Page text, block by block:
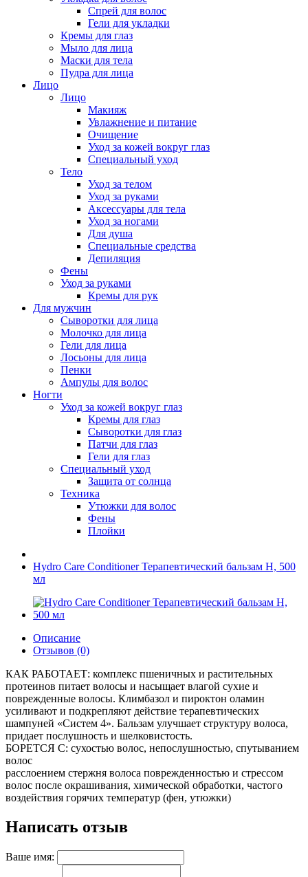
Спрей для волос
Гели для укладки
Кремы для глаз
Мыло для лица
Маски для тела
Пудра для лица
Лицо
Лицо
Макияж
Увлажнение и питание
Очищение
Уход за кожей вокруг глаз
Специальный уход
Тело
Уход за телом
Уход за руками
Аксессуары для тела
Уход за ногами
Для душа
Специальные средства
Депиляция
Фены
Уход за руками
Кремы для рук
Для мужчин
Сыворотки для лица
Молочко для лица
Гели для лица
Лосьоны для лица
Пенки
Ампулы для волос
Ногти
Уход за кожей вокруг глаз
Кремы для глаз
Сыворотки для глаз
Патчи для глаз
Гели для глаз
Специальный уход
Защита от солнца
Техника
Утюжки для волос
Фены
Плойки
Hydro Care Conditioner Терапевтический бальзам H, 500
мл
Описание
Отзывов (0)
КАК РАБОТАЕТ: комплекс пшеничных и растительных
протеинов питает волосы и насыщает влагой сухие и
поврежденные волосы. Климбазол и пироктон оламин
усиливают и подкрепляют действие терапевтических
шампуней «Систем 4». Бальзам улучшает структуру волоса,
придает послушность и шелковистость.
БОРЕТСЯ С: сухостью волос, непослушностью, спутыванием
волос
расслоением стержня волоса поврежденностью и стрессом
волос после окрашивания, химической обработки, частого
воздействия горячих температур (фен, утюжки)
Написать отзыв
Ваше имя: